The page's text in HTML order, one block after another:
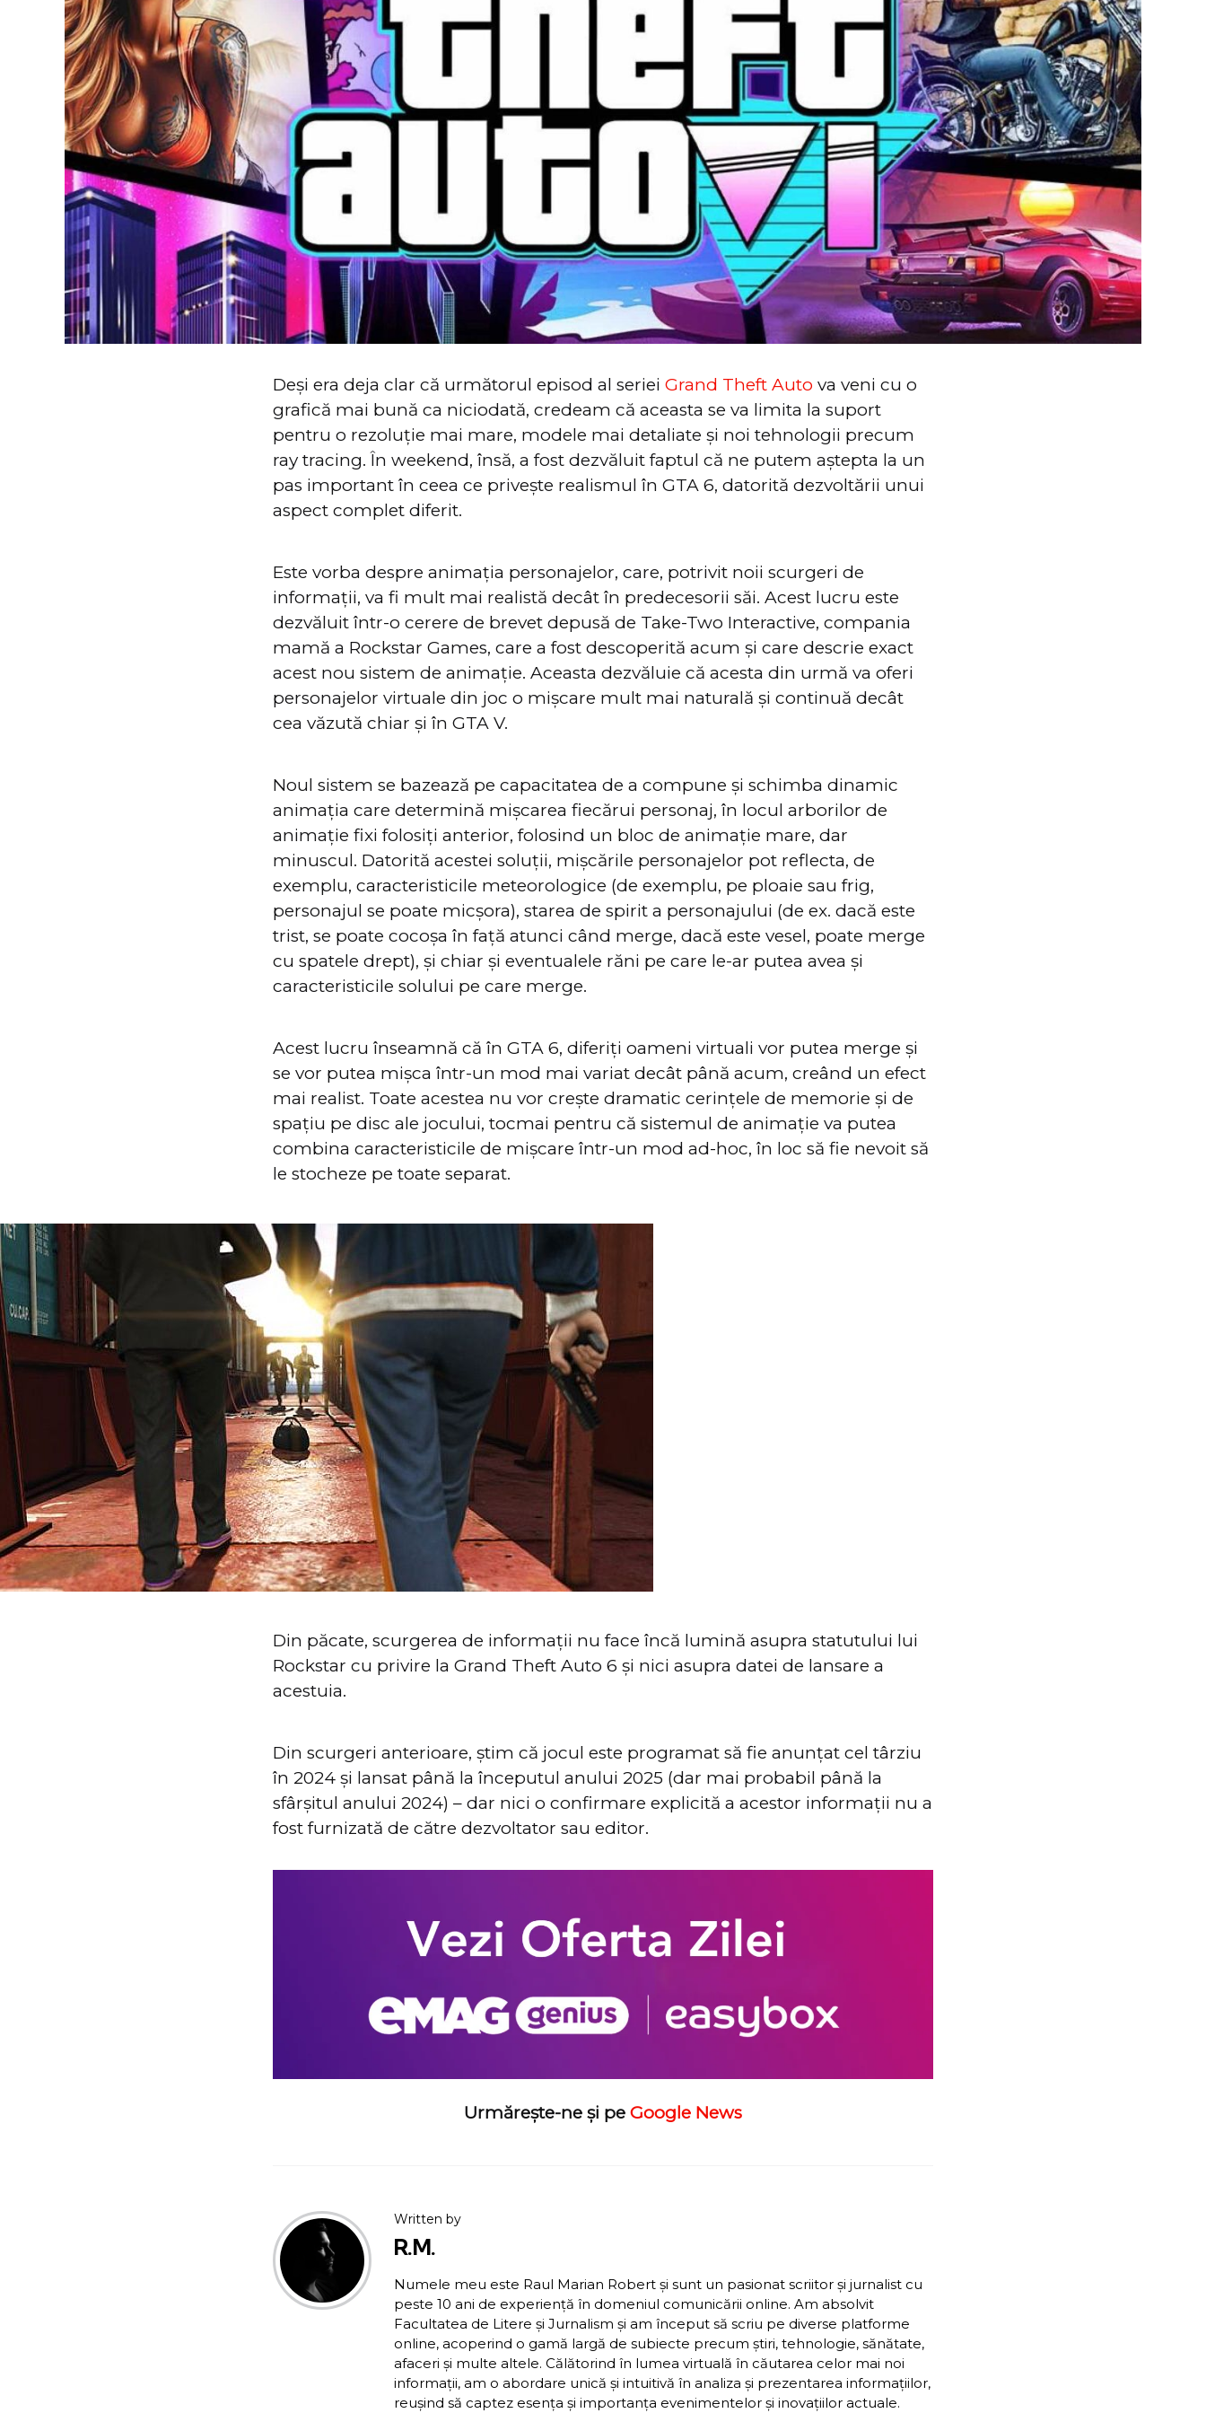
Deși era deja clar că următorul episod al seriei Grand Theft Auto va veni cu o
grafică mai bună ca niciodată, credeam că aceasta se va limita la suport
pentru o rezoluție mai mare, modele mai detaliate și noi tehnologii precum
ray tracing. În weekend, însă, a fost dezvăluit faptul că ne putem aștepta la un
pas important în ceea ce privește realismul în GTA 6, datorită dezvoltării unui
aspect complet diferit.
Este vorba despre animația personajelor, care, potrivit noii scurgeri de
informații, va fi mult mai realistă decât în predecesorii săi. Acest lucru este
dezvăluit într-o cerere de brevet depusă de Take-Two Interactive, compania
mamă a Rockstar Games, care a fost descoperită acum și care descrie exact
acest nou sistem de animație. Aceasta dezvăluie că acesta din urmă va oferi
personajelor virtuale din joc o mișcare mult mai naturală și continuă decât
cea văzută chiar și în GTA V.
Noul sistem se bazează pe capacitatea de a compune și schimba dinamic
animația care determină mișcarea fiecărui personaj, în locul arborilor de
animație fixi folosiți anterior, folosind un bloc de animație mare, dar
minuscul. Datorită acestei soluții, mișcările personajelor pot reflecta, de
exemplu, caracteristicile meteorologice (de exemplu, pe ploaie sau frig,
personajul se poate micșora), starea de spirit a personajului (de ex. dacă este
trist, se poate cocoșa în față atunci când merge, dacă este vesel, poate merge
cu spatele drept), și chiar și eventualele răni pe care le-ar putea avea și
caracteristicile solului pe care merge.
Acest lucru înseamnă că în GTA 6, diferiți oameni virtuali vor putea merge și
se vor putea mișca într-un mod mai variat decât până acum, creând un efect
mai realist. Toate acestea nu vor crește dramatic cerințele de memorie și de
spațiu pe disc ale jocului, tocmai pentru că sistemul de animație va putea
combina caracteristicile de mișcare într-un mod ad-hoc, în loc să fie nevoit să
le stocheze pe toate separat.
Din păcate, scurgerea de informații nu face încă lumină asupra statutului lui
Rockstar cu privire la Grand Theft Auto 6 și nici asupra datei de lansare a
acestuia.
Din scurgeri anterioare, știm că jocul este programat să fie anunțat cel târziu
în 2024 și lansat până la începutul anului 2025 (dar mai probabil până la
sfârșitul anului 2024) – dar nici o confirmare explicită a acestor informații nu a
fost furnizată de către dezvoltator sau editor.
Urmărește-ne și pe Google News
Written by
R.M.
Numele meu este Raul Marian Robert și sunt un pasionat scriitor și jurnalist cu
peste 10 ani de experiență în domeniul comunicării online. Am absolvit
Facultatea de Litere și Jurnalism și am început să scriu pe diverse platforme
online, acoperind o gamă largă de subiecte precum știri, tehnologie, sănătate,
afaceri și multe altele. Călătorind în lumea virtuală în căutarea celor mai noi
informații, am o abordare unică și intuitivă în analiza și prezentarea informațiilor,
reușind să captez esența și importanța evenimentelor și inovațiilor actuale.